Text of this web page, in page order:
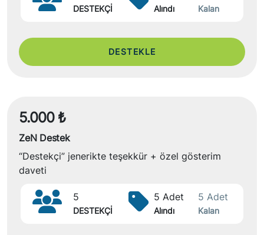
DESTEKÇİ Alındı Kalan
DESTEKLE
5.000 ₺
ZeN Destek
“Destekçi” jenerikte teşekkür + özel gösterim
daveti
5
DESTEKÇİ
5 Adet
Alındı
5 Adet
Kalan